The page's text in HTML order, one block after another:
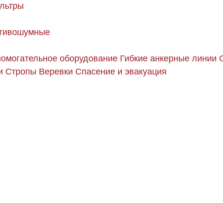
оборудование Гибкие анкерные линии
Стропы Веревки Спасение и эвакуация